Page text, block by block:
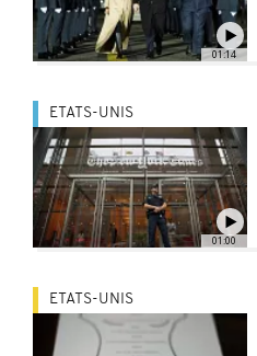
01:14
01:00
ETATS-UNIS
ETATS-UNIS